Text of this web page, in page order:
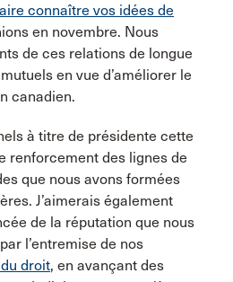
connaître vos idées de
en novembre. Nous
de ces relations de longue
en vue d’améliorer le
canadien.
à titre de présidente cette
renforcement des lignes de
que nous avons formées
J’aimerais également
de la réputation que nous
l’entremise de nos
droit, en avançant des